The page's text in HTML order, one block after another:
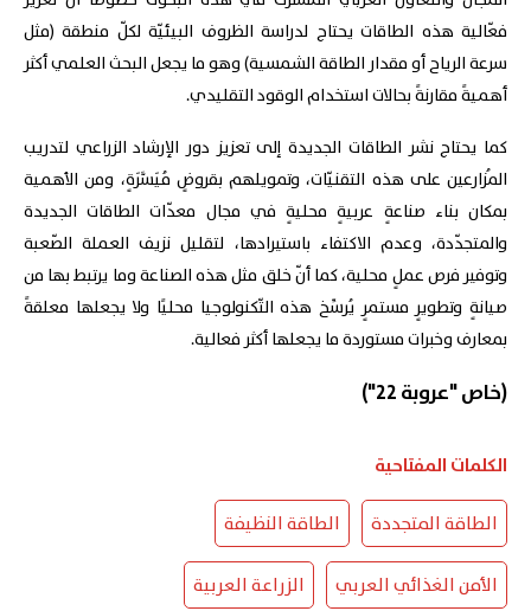
فعّالية هذه الطاقات يحتاج لدراسة الظروف البيئيّة لكلّ منطقة (مثل
سرعة الرياح أو مقدار الطاقة الشمسية) وهو ما يجعل البحث العلمي أكثر
أهميةً مقارنةً بحالات استخدام الوقود التقليدي.
كما يحتاج نشر الطاقات الجديدة إلى تعزيز دور الإرشاد الزراعي لتدريب
المُزارعين على هذه التقنيّات، وتمويلهم بقروضٍ مُيَسَّرَةٍ، ومن الأهمية
بمكان بناء صناعةٍ عربيةٍ محليةٍ في مجال معدّات الطاقات الجديدة
والمتجدّدة، وعدم الاكتفاء باستيرادها، لتقليل نزيف العملة الصّعبة
وتوفير فرص عملٍ محلية، كما أنّ خلق مثل هذه الصناعة وما يرتبط بها من
صيانةٍ وتطويرٍ مستمرٍ يُرسِّخ هذه التّكنولوجيا محليًا ولا يجعلها معلقةً
بمعارف وخبرات مستوردة ما يجعلها أكثر فعالية.
(خاص "عروبة 22")
الكلمات المفتاحية
الطاقة المتجددة الطاقة النظيفة
الأمن الغذائي العربي الزراعة العربية